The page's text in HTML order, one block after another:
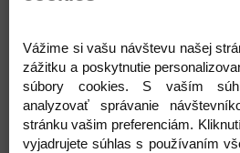
Parametre
Vážime si vašu návštevu našej
zážitku a poskytnutie
súbory cookies. S vaším
analyzovať správanie
stránku vašim preferenciám.
vyjadrujete súhlas s používaním